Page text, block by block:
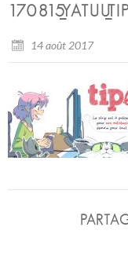
14 août 2017